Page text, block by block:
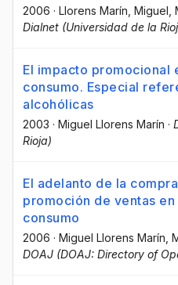
2006 · Llorens Marín, Miguel
Dialnet (Universidad de la
El impacto promocional
consumo. Especial
alcohólicas
2003 · Miguel Llorens Marín ·
Rioja)
El adelanto de la
promoción de ventas
consumo
2006 · Miguel Llorens Marín ,
DOAJ (DOAJ: Directory of